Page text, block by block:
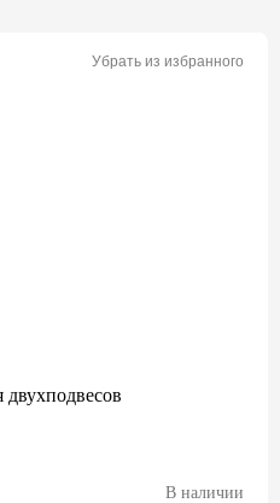
Убрать из избранного
В наличии